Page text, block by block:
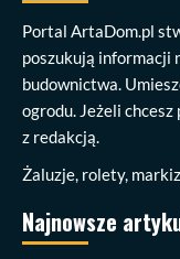
Portal ArtaDom.pl
poszukują informacji
budownictwa.
ogrodu. Jeżeli
z redakcją.
Żaluzje, rolety,
Najnowsze